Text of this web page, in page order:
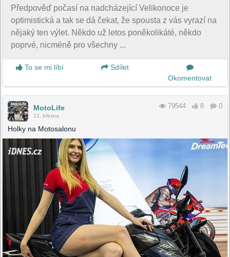
Předpověď počasí na nadcházející Velikonoce je
optimistická a tak se dá čekat, že spousta z vás vyrazí na
nějaký ten výlet. Někdo už letos poněkolikáté, někdo
poprvé, nicméně pro všechny ...
To se mi líbí
Sdílet
Okomentovat
MotoLife
12. března
79544 8 0
Holky na Motosalonu